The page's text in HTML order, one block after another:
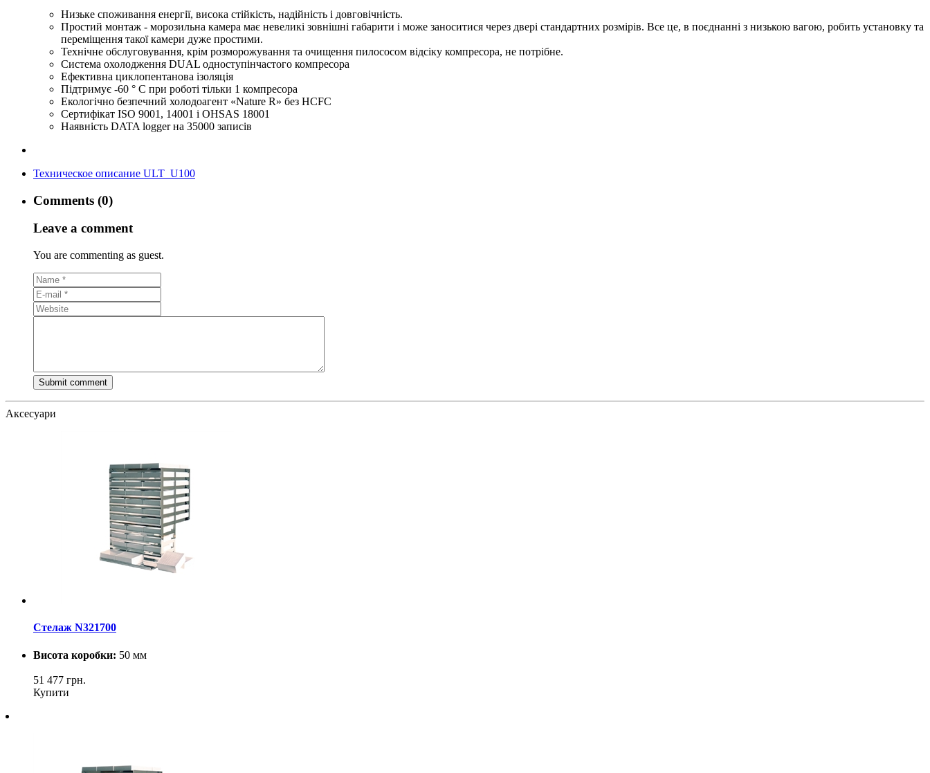
Низьке споживання енергії, висока стійкість, надійність і довговічність.
Простий монтаж - морозильна камера має невеликі зовнішні габарити і може заноситися через двері стандартних розмірів. Все це, в поєднанні з низькою вагою, робить установку та
переміщення такої камери дуже простими.
Технічне обслуговування, крім розморожування та очищення пилососом відсіку компресора, не потрібне.
Система охолодження DUAL одноступінчастого компресора
Ефективна циклопентанова ізоляція
Підтримує -60 ° C при роботі тільки 1 компресора
Екологічно безпечний холодоагент «Nature R» без HCFC
Сертифікат ISO 9001, 14001 і OHSAS 18001
Наявність DATA logger на 35000 записів
Техническое описание ULT_U100
Comments (0)
Leave a comment
You are commenting as guest.
Аксесуари
Стелаж N321700
Висота коробки: 50 мм
51 477 грн.
Купити